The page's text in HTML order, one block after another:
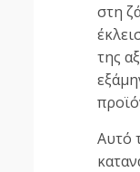
στη
της
Αυτό